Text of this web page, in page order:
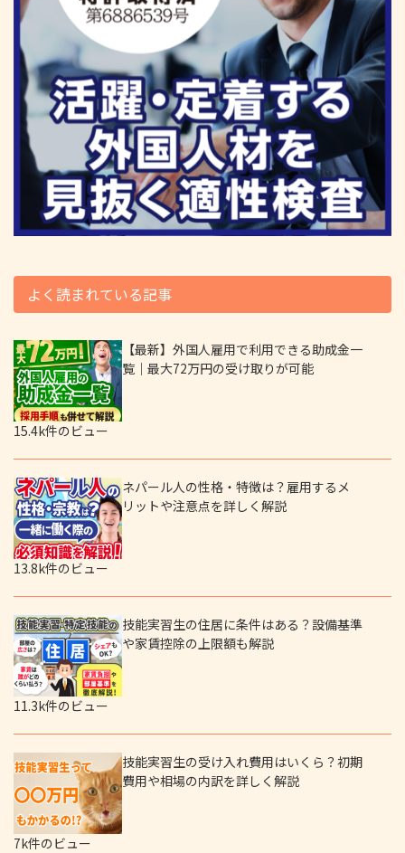
よく読まれている記事
【最新】外国人雇用で利用できる助成金一
覧｜最大72万円の受け取りが可能
15.4k件のビュー
ネパール人の性格・特徴は？雇用するメ
リットや注意点を詳しく解説
13.8k件のビュー
技能実習生の住居に条件はある？設備基準
や家賃控除の上限額も解説
11.3k件のビュー
技能実習生の受け入れ費用はいくら？初期
費用や相場の内訳を詳しく解説
7k件のビュー